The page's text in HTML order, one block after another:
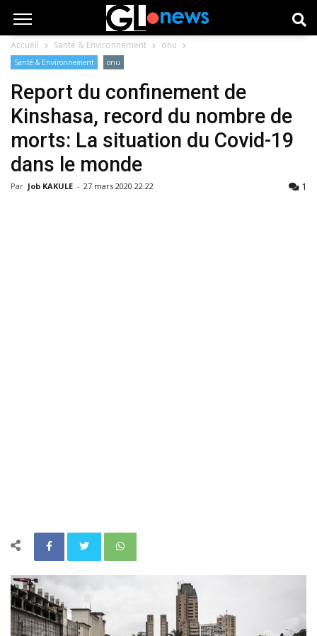
Accueil Santé & Environnement onu
Santé & Environnement onu
Report du confinement de
Kinshasa, record du nombre de
morts: La situation du Covid-19
dans le monde
Par Job KAKULE - 27 mars 2020 22:22 1